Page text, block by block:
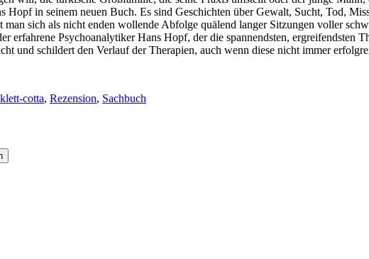
Hopf in seinem neuen Buch. Es sind Geschichten über Gewalt, Sucht, Tod,
sich als nicht enden wollende Abfolge quälend langer Sitzungen voller
erfahrene Psychoanalytiker Hans Hopf, der die spannendsten, ergreifendsten
und schildert den Verlauf der Therapien, auch wenn diese nicht immer
klett-cotta, Rezension, Sachbuch